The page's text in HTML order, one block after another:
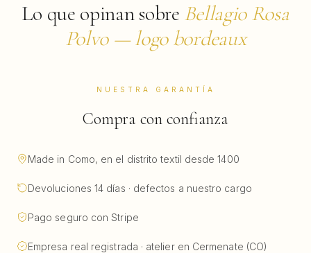
Lo que opinan sobre Bellagio Rosa
Polvo — logo bordeaux
NUESTRA GARANTÍA
Compra con confianza
Made in Como, en el distrito textil desde 1400
Devoluciones 14 días · defectos a nuestro cargo
Pago seguro con Stripe
Empresa real registrada · atelier en Cermenate (CO)